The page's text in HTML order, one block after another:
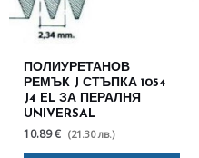
ПОЛИУРЕТАНОВ
РЕМЪК J СТЪПКА 1054
J4 EL ЗА ПЕРАЛНЯ
UNIVERSAL
10.89 € (21.30 лв.)